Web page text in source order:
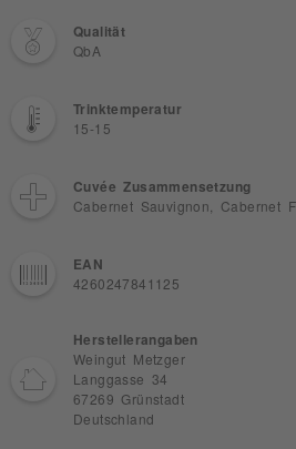
Qualität
QbA
Trinktemperatur
15-15
Cuvée Zusammensetzung
Cabernet Sauvignon, Cabernet
EAN
4260247841125
Herstellerangaben
Weingut Metzger
Langgasse 34
67269 Grünstadt
Deutschland